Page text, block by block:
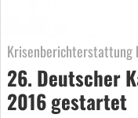
Krisenberichterstattung
26. Deutscher
2016 gestartet